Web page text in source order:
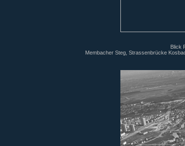
Blick
Membacher Steg, Strassenbrücke